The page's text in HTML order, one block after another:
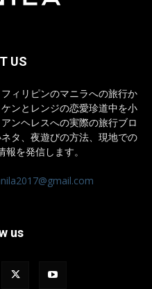
US
ィリピンのマニラへの旅行か
ンとレンジの恋愛珍道中を小
ンヘレスへの実際の旅行ブロ
タ、夜遊びの方法、現地での
を発信します。
us